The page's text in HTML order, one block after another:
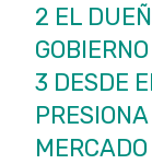
2 EL
3 DESDE